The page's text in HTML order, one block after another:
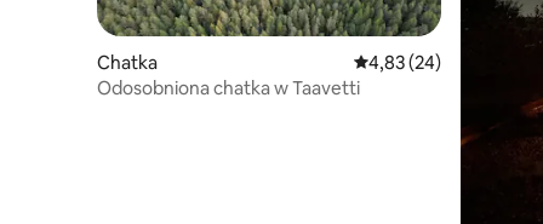
Chatka Średnia ocena: 4,83
4,83 (24)
Odosobniona chatka w Taavetti